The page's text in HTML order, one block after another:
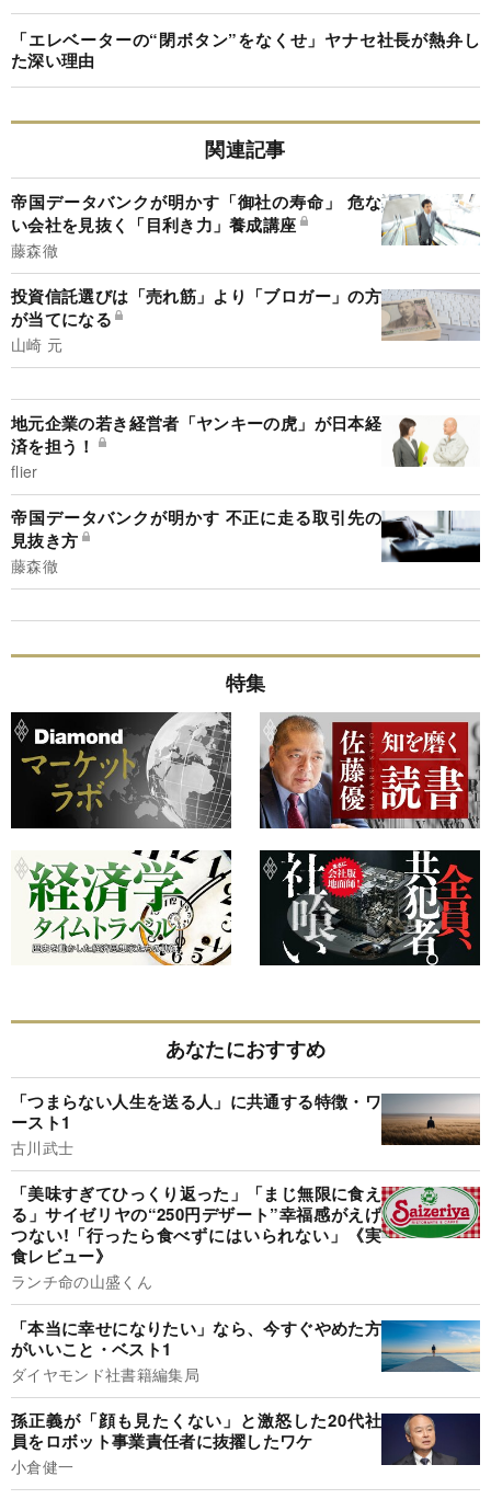
「エレベーターの“閉ボタン”をなくせ」ヤナセ社長が熱弁し
た深い理由
関連記事
帝国データバンクが明かす「御社の寿命」 危な
い会社を見抜く「目利き力」養成講座
藤森徹
投資信託選びは「売れ筋」より「ブロガー」の方
が当てになる
山崎 元
地元企業の若き経営者「ヤンキーの虎」が日本経
済を担う！
flier
帝国データバンクが明かす 不正に走る取引先の
見抜き方
藤森徹
特集
あなたにおすすめ
「つまらない人生を送る人」に共通する特徴・ワ
ースト1
古川武士
「美味すぎてひっくり返った」「まじ無限に食え
る」サイゼリヤの“250円デザート”幸福感がえげ
つない!「行ったら食べずにはいられない」《実
食レビュー》
ランチ命の山盛くん
「本当に幸せになりたい」なら、今すぐやめた方
がいいこと・ベスト1
ダイヤモンド社書籍編集局
孫正義が「顔も見たくない」と激怒した20代社
員をロボット事業責任者に抜擢したワケ
小倉健一